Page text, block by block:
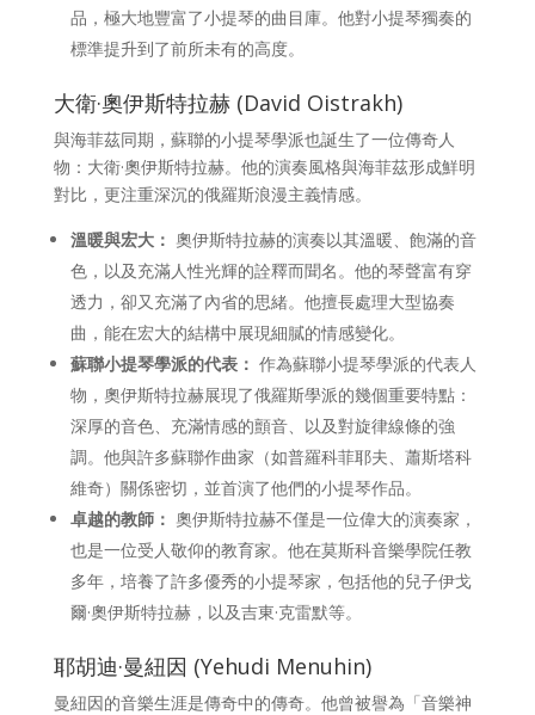
品，極大地豐富了小提琴的曲目庫。他對小提琴獨奏的
標準提升到了前所未有的高度。
大衛·奧伊斯特拉赫 (David Oistrakh)
與海菲茲同期，蘇聯的小提琴學派也誕生了一位傳奇人
物：大衛·奧伊斯特拉赫。他的演奏風格與海菲茲形成鮮明
對比，更注重深沉的俄羅斯浪漫主義情感。
溫暖與宏大： 奧伊斯特拉赫的演奏以其溫暖、飽滿的音
色，以及充滿人性光輝的詮釋而聞名。他的琴聲富有穿
透力，卻又充滿了內省的思緒。他擅長處理大型協奏
曲，能在宏大的結構中展現細膩的情感變化。
蘇聯小提琴學派的代表： 作為蘇聯小提琴學派的代表人
物，奧伊斯特拉赫展現了俄羅斯學派的幾個重要特點：
深厚的音色、充滿情感的顫音、以及對旋律線條的強
調。他與許多蘇聯作曲家（如普羅科菲耶夫、蕭斯塔科
維奇）關係密切，並首演了他們的小提琴作品。
卓越的教師： 奧伊斯特拉赫不僅是一位偉大的演奏家，
也是一位受人敬仰的教育家。他在莫斯科音樂學院任教
多年，培養了許多優秀的小提琴家，包括他的兒子伊戈
爾·奧伊斯特拉赫，以及吉東·克雷默等。
耶胡迪·曼紐因 (Yehudi Menuhin)
曼紐因的音樂生涯是傳奇中的傳奇。他曾被譽為「音樂神